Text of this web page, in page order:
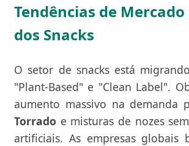
Tendências de
dos Snacks
O setor de snacks está
"Plant-Based" e "Clean Label".
aumento massivo na demanda
Torrado e misturas de nozes
artificiais. As empresas globais